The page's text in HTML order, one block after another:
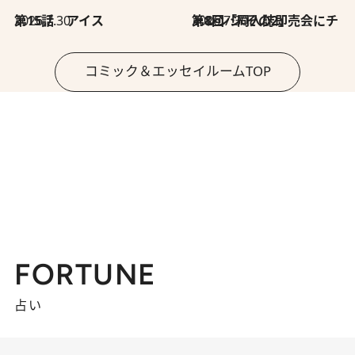
2026.7.30
第15話 アイス 2026.7.30
第8回「同人誌即売会にチャレンジ その2」
コミック＆エッセイルームTOP
FORTUNE
占い